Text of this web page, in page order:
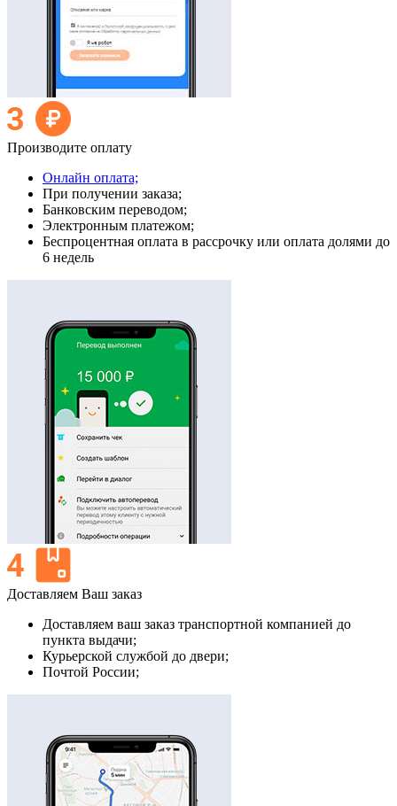
Производите оплату
Онлайн оплата;
При получении заказа;
Банковским переводом;
Электронным платежом;
Беспроцентная оплата в рассрочку или оплата долями до
6 недель
Доставляем Ваш заказ
Доставляем ваш заказ транспортной компанией до
пункта выдачи;
Курьерской службой до двери;
Почтой России;